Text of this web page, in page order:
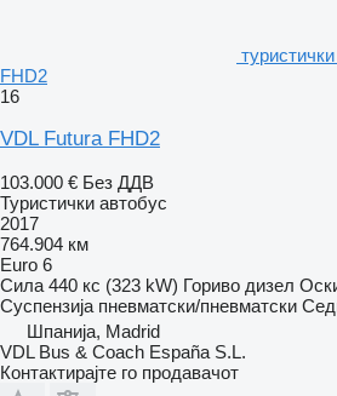
FHD2
16
VDL Futura FHD2
103.000 € Без ДДВ
Туристички автобус
2017
764.904 км
Euro 6
Сила 440 кс (323 kW) Гориво дизел
Суспензија пневматски/пневматски
Шпанија, Madrid
VDL Bus & Coach España S.L.
Контактирајте го продавачот